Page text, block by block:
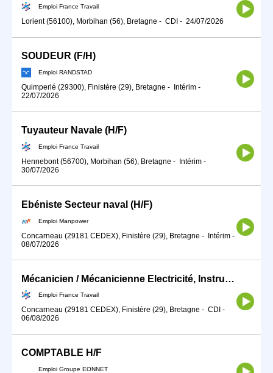
Emploi France Travail
Lorient (56100), Morbihan (56), Bretagne - CDI - 24/07/2026
SOUDEUR (F/H)
Emploi RANDSTAD
Quimperlé (29300), Finistère (29), Bretagne - Intérim -
22/07/2026
Tuyauteur Navale (H/F)
Emploi France Travail
Hennebont (56700), Morbihan (56), Bretagne - Intérim -
30/07/2026
Ebéniste Secteur naval (H/F)
Emploi Manpower
Concarneau (29181 CEDEX), Finistère (29), Bretagne - Intérim -
08/07/2026
Mécanicien / Mécanicienne Electricité, Instrument de bord, Radio (H/F)
Emploi France Travail
Concarneau (29181 CEDEX), Finistère (29), Bretagne - CDI -
06/08/2026
COMPTABLE H/F
Emploi Groupe EONNET